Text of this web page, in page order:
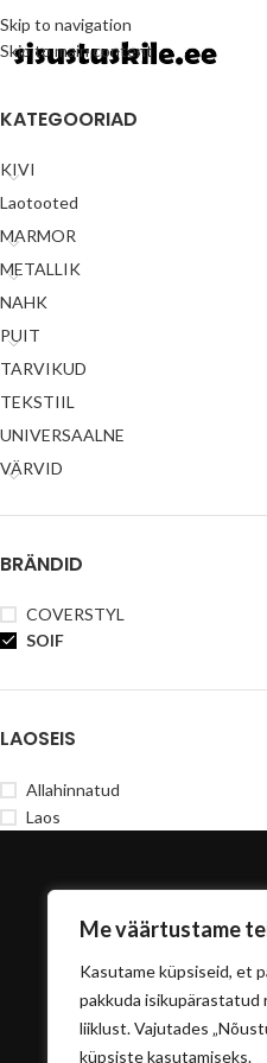
Me väärtustame
Kasutame küpsiseid, et
pakkuda isikupärastatud
liiklust. Vajutades
küpsiste kasutamiseks.
Skip to navigation
Skip to main content
KATEGOORIAD
KIVI
Laotooted
MARMOR
METALLIK
NAHK
PUIT
TARVIKUD
TEKSTIIL
UNIVERSAALNE
VÄRVID
BRÄNDID
COVERSTYL
SOIF
LAOSEIS
Allahinnatud
Laos